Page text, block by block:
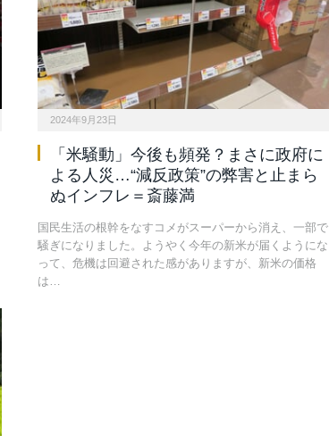
2024年9月23日
「米騒動」今後も頻発？まさに政府に
よる人災…“減反政策”の弊害と止まら
ぬインフレ＝斎藤満
国民生活の根幹をなすコメがスーパーから消え、一部で
騒ぎになりました。ようやく今年の新米が届くようにな
って、危機は回避された感がありますが、新米の価格
は…